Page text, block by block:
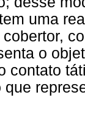
uma
o
contato